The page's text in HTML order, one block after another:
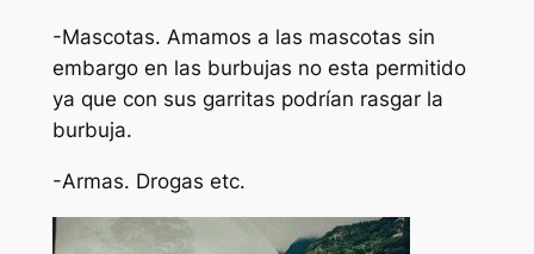
-Mascotas. Amamos a las mascotas sin
embargo en las burbujas no esta permitido
ya que con sus garritas podrían rasgar la
burbuja.
-Armas. Drogas etc.